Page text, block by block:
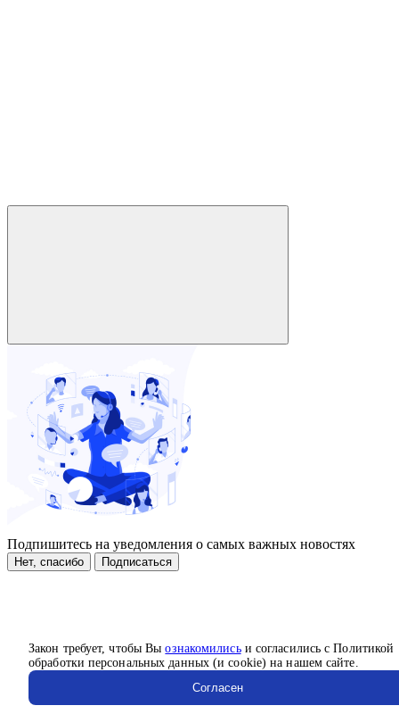
Закон требует, чтобы Выознакомилисьи согласились с Политикой
обработки персональных данных (и cookie) на нашем сайте.
Согласен
Подпишитесь на уведомления о самых важных новостях
Нет, спасибо Подписаться